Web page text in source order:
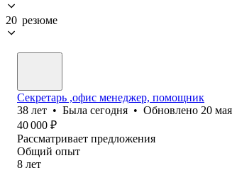
20 резюме
Секретарь ,офис менеджер, помощник
38 лет • Была сегодня • Обновлено 20 мая
40 000 ₽
Рассматривает предложения
Общий опыт
8 лет